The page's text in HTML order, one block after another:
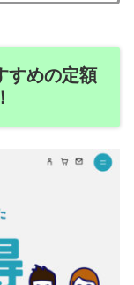
すめの定額